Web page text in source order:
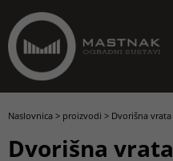
Naslovnica > proizvodi > Dvorišna vrata
Dvorišna vrata